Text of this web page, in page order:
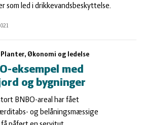
som led i drikkevandsbeskyttelse.
Økonomi og ledelse
eksempel med
og bygninger
BNBO-areal har fået
og belåningsmæssige